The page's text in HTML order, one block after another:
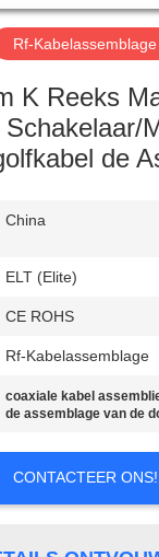
Rf-Kabelassemblage
K Reeks
de
China
ELT (Elite)
CE ROHS
Rf-Kabelassemblage
coaxiale kabel
de assemblage van de
CONTACTEER ONS!